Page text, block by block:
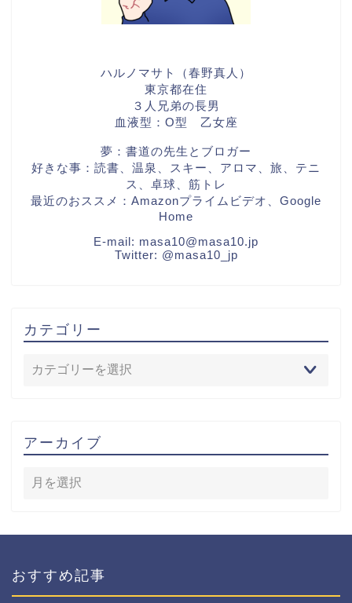
ハルノマサト（春野真人）
東京都在住
３人兄弟の長男
血液型：O型 乙女座
夢：書道の先生とブロガー
好きな事：読書、温泉、スキー、アロマ、旅、テニ
ス、卓球、筋トレ
最近のおススメ：Amazonプライムビデオ、Google
Home
E-mail: masa10@masa10.jp
Twitter: @masa10_jp
カテゴリー
アーカイブ
おすすめ記事